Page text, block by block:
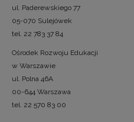
ul. Paderewskiego 77
05-070 Sulejówek
tel. 22 783 37 84
Ośrodek Rozwoju Edukacji
w Warszawie
ul. Polna 46A
00-644 Warszawa
tel. 22 570 83 00